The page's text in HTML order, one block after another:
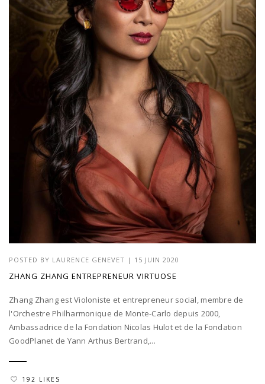
POSTED BY LAURENCE GENEVET | 15 JUIN 2020
ZHANG ZHANG ENTREPRENEUR VIRTUOSE
Zhang Zhang est Violoniste et entrepreneur social, membre de
l'Orchestre Philharmonique de Monte-Carlo depuis 2000,
Ambassadrice de la Fondation Nicolas Hulot et de la Fondation
GoodPlanet de Yann Arthus Bertrand,...
192 LIKES